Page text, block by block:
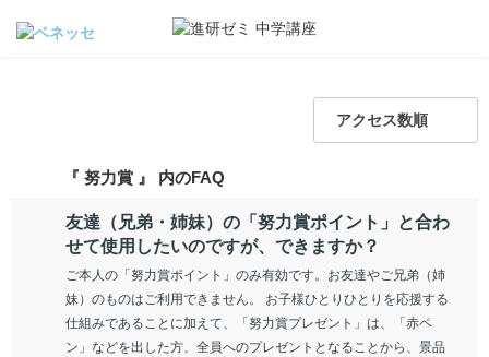
アクセス数順
『 努力賞 』 内のFAQ
友達（兄弟・姉妹）の「努力賞ポイント」と合わ
せて使用したいのですが、できますか？
ご本人の「努力賞ポイント」のみ有効です。お友達やご兄弟（姉
妹）のものはご利用できません。 お子様ひとりひとりを応援する
仕組みであることに加えて、「努力賞プレゼント」は、「赤ペ
ン」などを出した方、全員へのプレゼントとなることから、景品